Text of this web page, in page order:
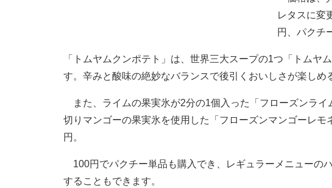
レタスに変
円、パクチ
「トムヤムクンポテト」は、世界三大スープの1つ「トムヤ
す。辛みと酸味の絶妙なバランスで後引くおいしさが楽しめ
また、ライムの果実氷が2分の1個入った「フローズンライ
切りマンゴーの果実氷を使用した「フローズンマンゴーレ
円。
100円でパクチー単品も購入でき、レギュラーメニューの
することもできます。